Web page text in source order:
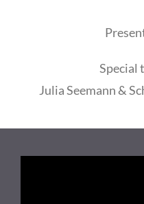
Special
Julia Seemann &